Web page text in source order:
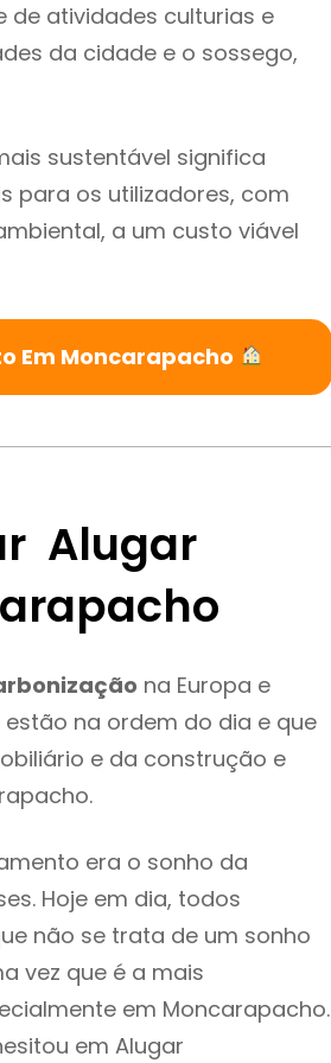
de atividades culturias e
da cidade e o sossego,
sustentável significa
para os utilizadores, com
a um custo viável
Em Moncarapacho
Alugar
na Europa e
na ordem do dia e que
e da construção e
era o sonho da
Hoje em dia, todos
não se trata de um sonho
vez que é a mais
em Moncarapacho.
em Alugar